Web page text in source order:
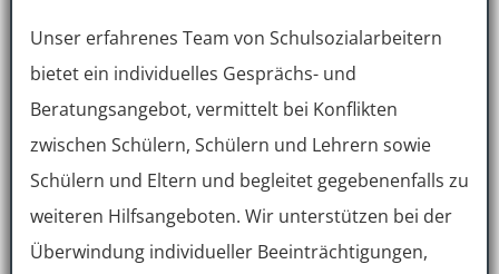
Unser erfahrenes Team von Schulsozialarbeitern
bietet ein individuelles Gesprächs- und
Beratungsangebot, vermittelt bei Konflikten
zwischen Schülern, Schülern und Lehrern sowie
Schülern und Eltern und begleitet gegebenenfalls zu
weiteren Hilfsangeboten. Wir unterstützen bei der
Überwindung individueller Beeinträchtigungen,